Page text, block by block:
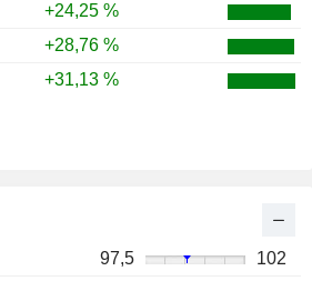
+24,25 %
+28,76 %
+31,13 %
97,5
102